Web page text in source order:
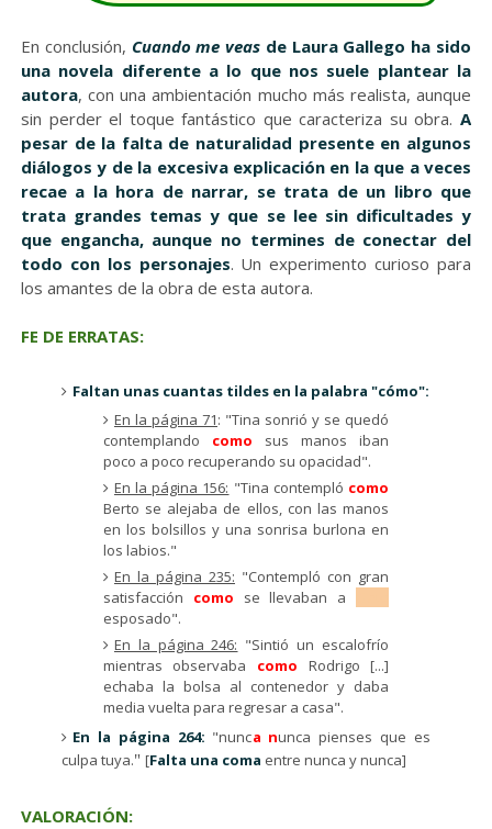
En conclusión, Cuando me veas de Laura Gallego ha sido
una novela diferente a lo que nos suele plantear la
autora, con una ambientación mucho más realista, aunque
sin perder el toque fantástico que caracteriza su obra.A
pesar de la falta de naturalidad presente en algunos
diálogos y de la excesiva explicación en la que a veces
recae a la hora de narrar, se trata de un libro que
trata grandes temas y que se lee sin dificultades y
que engancha, aunque no termines de conectar del
todo con los personajes. Un experimento curioso para
los amantes de la obra de esta autora.
FE DE ERRATAS:
Faltan unas cuantas tildes en la palabra "cómo":
En la página 71: "Tina sonrió y se quedó
contemplando como sus manos iban
poco a poco recuperando su opacidad".
En la página 156: "Tina contempló como
Berto se alejaba de ellos, con las manos
en los bolsillos y una sonrisa burlona en
los labios."
En la página 235: "Contempló con gran
satisfacción como se llevaban a
esposado".
En la página 246: "Sintió un escalofrío
mientras observaba como Rodrigo [...]
echaba la bolsa al contenedor y daba
media vuelta para regresar a casa".
En la página 264: "nunca nunca pienses que es
culpa tuya."[Falta una coma entre nunca y nunca]
VALORACIÓN: